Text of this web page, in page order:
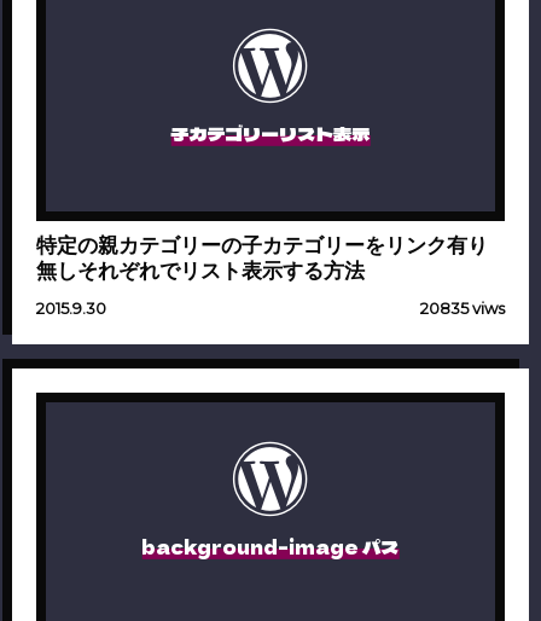
子カテゴリーリスト表示
特定の親カテゴリーの子カテゴリーをリンク有り
無しそれぞれでリスト表示する方法
2015.9.30 20835 viws
background-image パス